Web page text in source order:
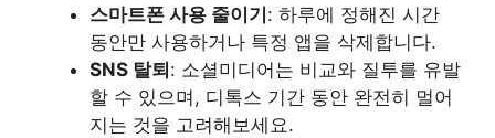
스마트폰 사용 줄이기 : 하루에 정해진 시간
동안만 사용하거나 특정 앱을 삭제합니다.
SNS 탈퇴 : 소셜미디어는 비교와 질투를 유발
할 수 있으며, 디톡스 기간 동안 완전히 멀어
지는 것을 고려해보세요.